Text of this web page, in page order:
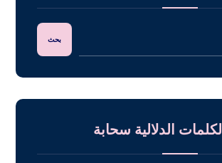
الكلمات الدلالية سحابة